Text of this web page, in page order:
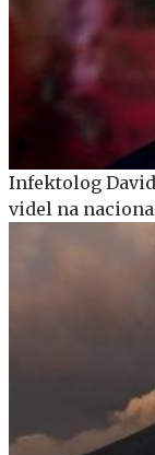
Infektolog
videl na